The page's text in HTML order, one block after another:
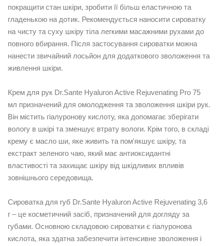
покращити стан шкіри, зробити її більш еластичною та
гладенькою на дотик. Рекомендується наносити сироватку
на чисту та суху шкіру тіла легкими масажними рухами до
повного вбирання. Після застосування сироватки можна
нанести звичайний лосьйон для додаткового зволоження та
живлення шкіри.
Крем для рук Dr.Sante Hyaluron Active Rejuvenating Pro 75
мл призначений для омолодження та зволоження шкіри рук.
Він містить гіалуронову кислоту, яка допомагає зберігати
вологу в шкірі та зменшує втрату вологи. Крім того, в складі
крему є масло ши, яке живить та пом'якшує шкіру, та
екстракт зеленого чаю, який має антиоксидантні
властивості та захищає шкіру від шкідливих впливів
зовнішнього середовища.
Сироватка для губ Dr.Sante Hyaluron Active Rejuvenating 3,6
г – це косметичний засіб, призначений для догляду за
губами. Основною складовою сироватки є гіалуронова
кислота, яка здатна забезпечити інтенсивне зволоження і